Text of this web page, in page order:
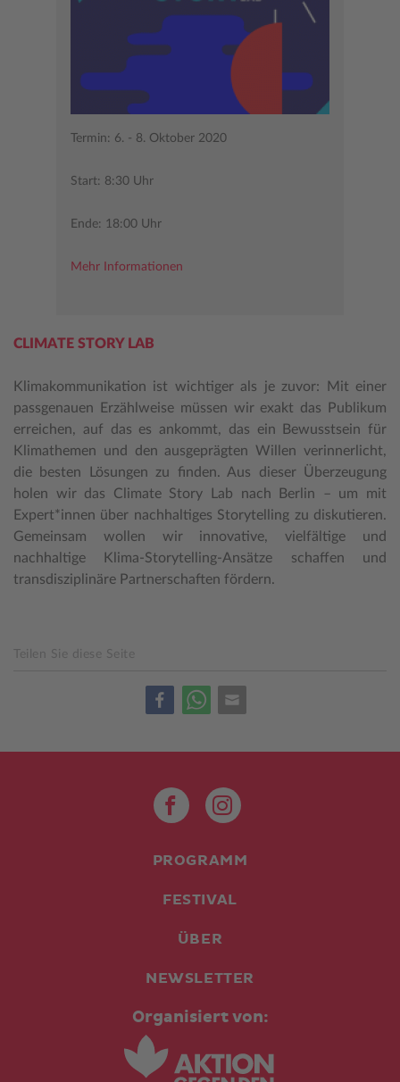
Termin: 6. - 8. Oktober 2020
Start: 8:30 Uhr
Ende: 18:00 Uhr
Mehr Informationen
CLIMATE STORY LAB
Klimakommunikation ist wichtiger als je zuvor: Mit einer
passgenauen Erzählweise müssen wir exakt das Publikum
erreichen, auf das es ankommt, das ein Bewusstsein für
Klimathemen und den ausgeprägten Willen verinnerlicht,
die besten Lösungen zu finden. Aus dieser Überzeugung
holen wir das Climate Story Lab nach Berlin – um mit
Expert*innen über nachhaltiges Storytelling zu diskutieren.
Gemeinsam wollen wir innovative, vielfältige und
nachhaltige Klima-Storytelling-Ansätze schaffen und
transdisziplinäre Partnerschaften fördern.
Teilen Sie diese Seite
PROGRAMM
FESTIVAL
ÜBER
NEWSLETTER
Organisiert von: